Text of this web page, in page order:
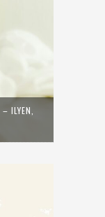
ILYEN,